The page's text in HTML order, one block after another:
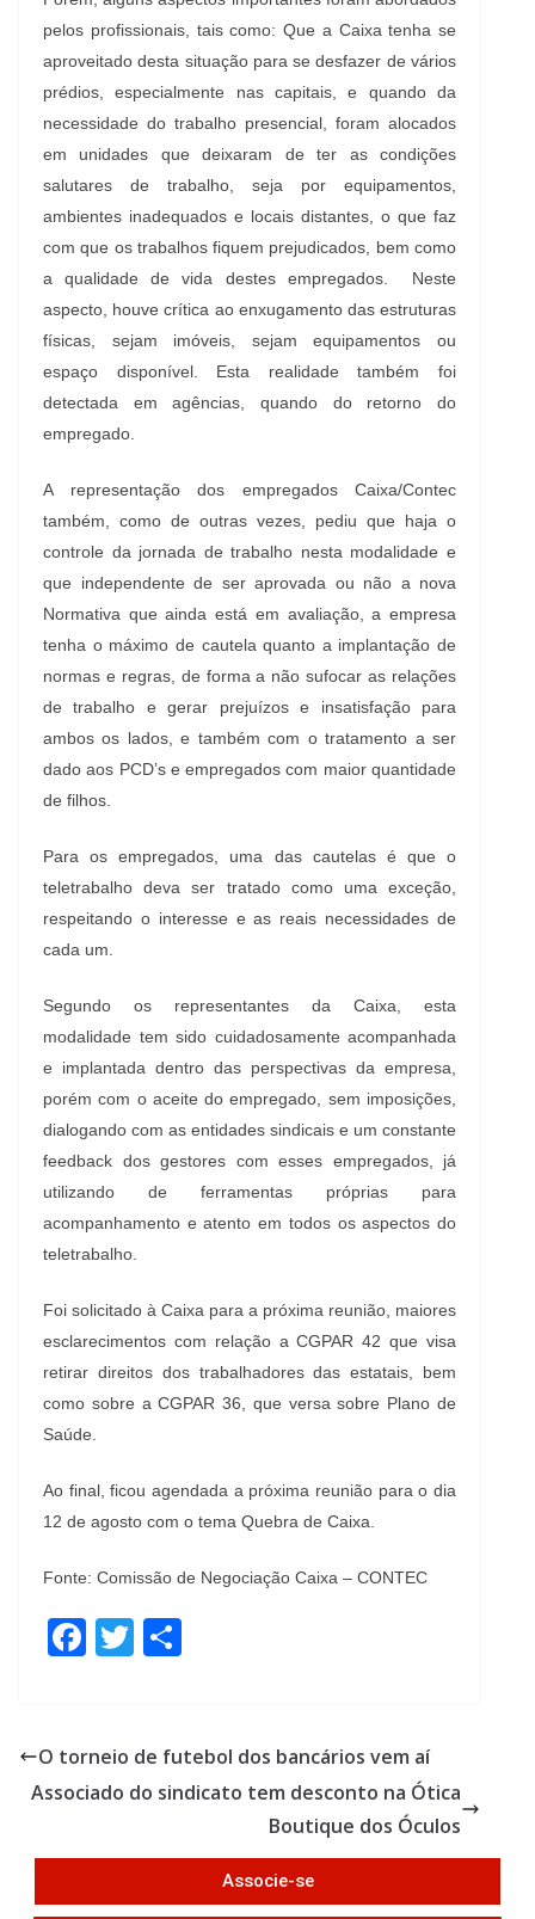
pelos profissionais, tais como: Que a Caixa tenha se
aproveitado desta situação para se desfazer de vários
prédios, especialmente nas capitais, e quando da
necessidade do trabalho presencial, foram alocados
em unidades que deixaram de ter as condições
salutares de trabalho, seja por equipamentos,
ambientes inadequados e locais distantes, o que faz
com que os trabalhos fiquem prejudicados, bem como
a qualidade de vida destes empregados. Neste
aspecto, houve crítica ao enxugamento das estruturas
físicas, sejam imóveis, sejam equipamentos ou
espaço disponível. Esta realidade também foi
detectada em agências, quando do retorno do
empregado.
A representação dos empregados Caixa/Contec
também, como de outras vezes, pediu que haja o
controle da jornada de trabalho nesta modalidade e
que independente de ser aprovada ou não a nova
Normativa que ainda está em avaliação, a empresa
tenha o máximo de cautela quanto a implantação de
normas e regras, de forma a não sufocar as relações
de trabalho e gerar prejuízos e insatisfação para
ambos os lados, e também com o tratamento a ser
dado aos PCD’s e empregados com maior quantidade
de filhos.
Para os empregados, uma das cautelas é que o
teletrabalho deva ser tratado como uma exceção,
respeitando o interesse e as reais necessidades de
cada um.
Segundo os representantes da Caixa, esta
modalidade tem sido cuidadosamente acompanhada
e implantada dentro das perspectivas da empresa,
porém com o aceite do empregado, sem imposições,
dialogando com as entidades sindicais e um constante
feedback dos gestores com esses empregados, já
utilizando de ferramentas próprias para
acompanhamento e atento em todos os aspectos do
teletrabalho.
Foi solicitado à Caixa para a próxima reunião, maiores
esclarecimentos com relação a CGPAR 42 que visa
retirar direitos dos trabalhadores das estatais, bem
como sobre a CGPAR 36, que versa sobre Plano de
Saúde.
Ao final, ficou agendada a próxima reunião para o dia
12 de agosto com o tema Quebra de Caixa.
Fonte: Comissão de Negociação Caixa – CONTEC
F
b
o
k
T
er e
O torneio de futebol dos bancários vem aí
Associado do sindicato tem desconto na Ótica
Boutique dos Óculos
Associe-se